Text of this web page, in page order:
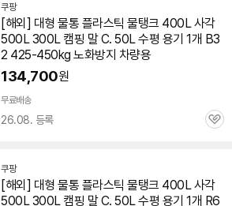
쿠팡
[해외] 대형 물통 플라스틱 물탱크 400L 사각
500L 300L 캠핑 말 C. 50L 수평 용기 1개 B3
2 425-450kg 노화방지 차량용
134,700원
무료배송
26.08. 등록
관
쿠팡
[해외] 대형 물통 플라스틱 물탱크 400L 사각
500L 300L 캠핑 말 C. 50L 수평 용기 1개 R6